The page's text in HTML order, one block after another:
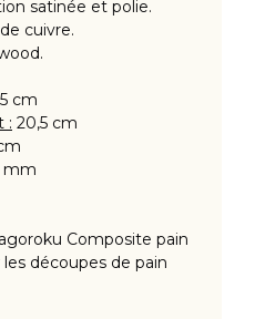
satinée et polie.
cuivre.
cm
: 20,5 cm
mm
Composite pain
découpes de pain